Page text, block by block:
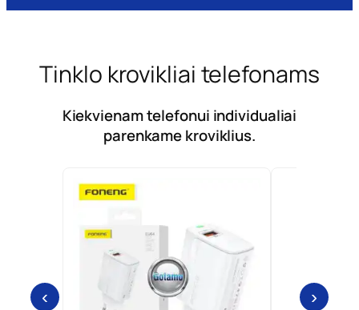
Tinklo krovikliai telefonams
Kiekvienam telefonui individualiai
parenkame kroviklius.
‹ ›